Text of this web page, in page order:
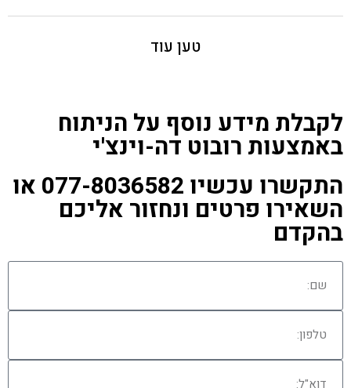
טען עוד
לקבלת מידע נוסף על הניתוח
באמצעות רובוט דה-וינצ'י
התקשרו עכשיו 077-8036582 או
השאירו פרטים ונחזור אליכם
בהקדם